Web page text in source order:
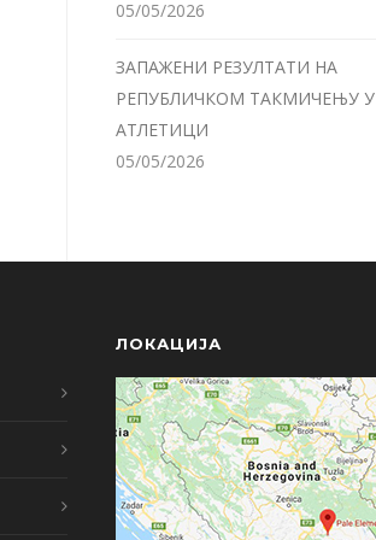
05/05/2026
ЗАПАЖЕНИ РЕЗУЛТАТИ НА
РЕПУБЛИЧКОМ ТАКМИЧЕЊУ У
АТЛЕТИЦИ
05/05/2026
ЛОКАЦИЈА